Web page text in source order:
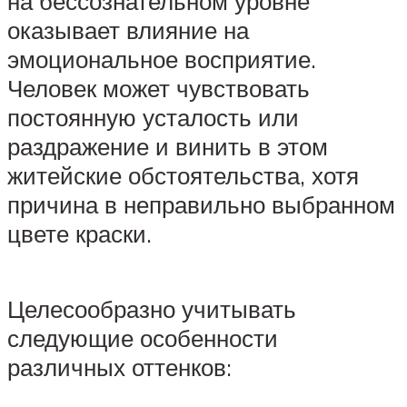
оказывает влияние на
эмоциональное восприятие.
Человек может чувствовать
постоянную усталость или
раздражение и винить в этом
житейские обстоятельства, хотя
причина в неправильно выбранном
цвете краски.
Целесообразно учитывать
следующие особенности
различных оттенков: